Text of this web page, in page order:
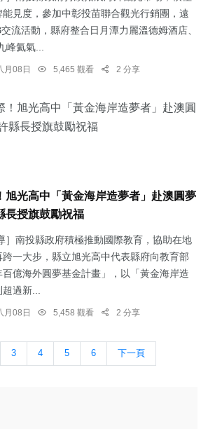
見度，參加中彰投苗聯合觀光行銷團，遠
流活動，縣府整合日月潭力麗溫德姆酒店、
峰氦氣...
月08日 5,465 觀看 2 分享
旭光高中「黃金海岸造夢者」赴澳圓夢
長授旗鼓勵祝福
］南投縣政府積極推動國際教育，協助在地
一大步，縣立旭光高中代表縣府向教育部
億海外圓夢基金計畫」，以「黃金海岸造
過新...
月08日 5,458 觀看 2 分享
3 4 5 6 下一頁